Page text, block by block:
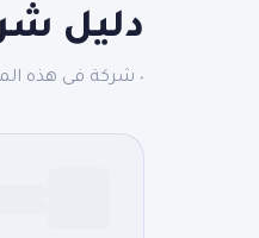
دليل
٠ شركة فى هذه المدينة